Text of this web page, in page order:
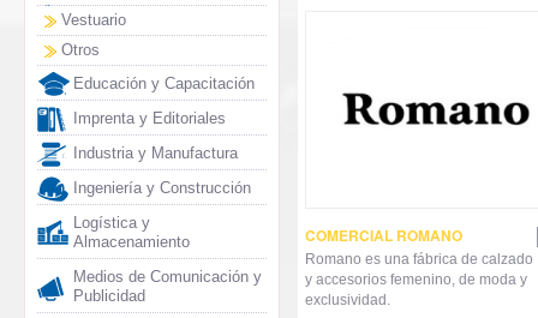
Vestuario
Otros
Educación y Capacitación
Imprenta y Editoriales
Industria y Manufactura
Ingeniería y Construcción
Logística y
Almacenamiento
Medios de Comunicación y
Publicidad
COMERCIAL ROMANO
Romano es una fábrica de calzado
y accesorios femenino, de moda y
exclusividad.